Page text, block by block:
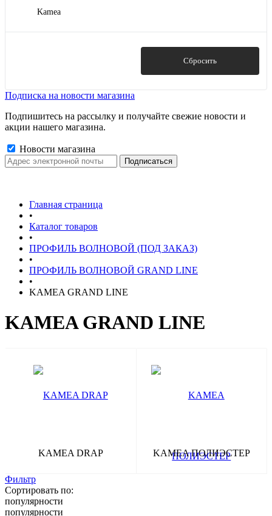
Kamea
Сбросить
Подписка на новости магазина
Подпишитесь на рассылку и получайте свежие новости и
акции нашего магазина.
Новости магазина
Главная страница
•
Каталог товаров
•
ПРОФИЛЬ ВОЛНОВОЙ (ПОД ЗАКАЗ)
•
ПРОФИЛЬ ВОЛНОВОЙ GRAND LINE
•
KAMEA GRAND LINE
KAMEA GRAND LINE
KAMEA DRAP KAMEA ПОЛИЭСТЕР
Фильтр
Сортировать по:
популярности
популярности